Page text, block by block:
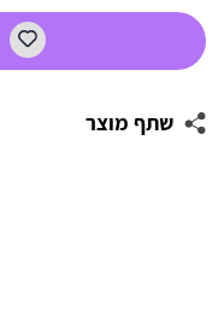
חום
שתף מוצר